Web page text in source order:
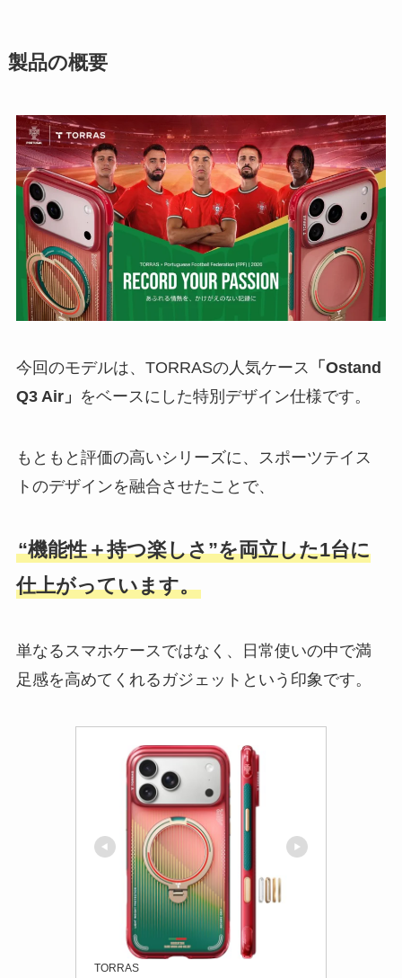
製品の概要
今回のモデルは、TORRASの人気ケース
「Ostand
Q3 Air」 をベースにした特別デザイン仕様です。
もともと評価の高いシリーズに、スポーツテイス
トのデザインを融合させたことで、
“機能性＋持つ楽しさ”を両立した1台に
仕上がっています。
単なるスマホケースではなく、日常使いの中で満
足感を高めてくれるガジェットという印象です。
TORRAS